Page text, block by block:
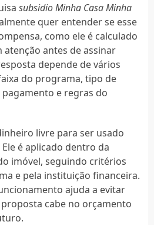
subsidio Minha Casa Minha
quer entender se esse
como ele é calculado
atenção antes de assinar
depende de vários
do programa, tipo de
e regras do
livre para ser usado
é aplicado dentro da
imóvel, seguindo critérios
e pela instituição financeira.
ajuda a evitar
cabe no orçamento